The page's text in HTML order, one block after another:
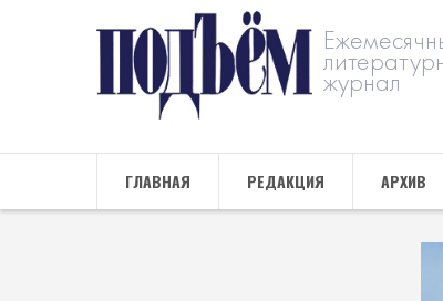
журнал
ГЛАВНАЯ РЕДАКЦИЯ АРХИВ